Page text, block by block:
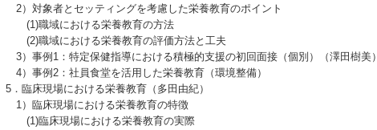
2）対象者とセッティングを考慮した栄養教育のポイント
(1)職域における栄養教育の方法
(2)職域における栄養教育の評価方法と工夫
3）事例1：特定保健指導における積極的支援の初回面接（個別）（澤田樹美）
4）事例2：社員食堂を活用した栄養教育（環境整備）
5．臨床現場における栄養教育（多田由紀）
1）臨床現場における栄養教育の特徴
(1)臨床現場における栄養教育の実際